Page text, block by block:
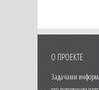
О ПРОЕКТЕ
Задачами